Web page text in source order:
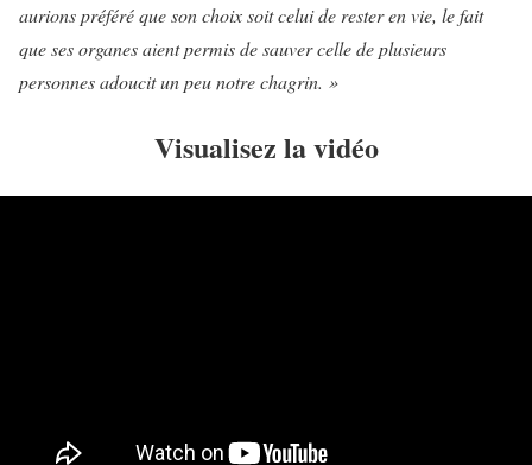
aurions préféré que son choix soit celui de rester en vie, le fait
que ses organes aient permis de sauver celle de plusieurs
personnes adoucit un peu notre chagrin. »
Visualisez la vidéo